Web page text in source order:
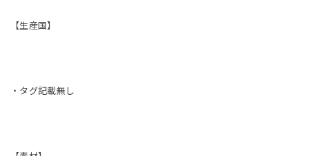
【生産国】
・タグ記載無し